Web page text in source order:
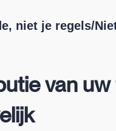
niet je regels/
van